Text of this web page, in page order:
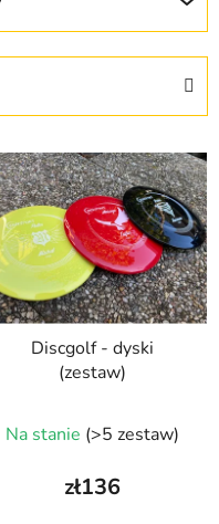
Discgolf - dyski
(zestaw)
Na stanie (>5 zestaw)
zł136